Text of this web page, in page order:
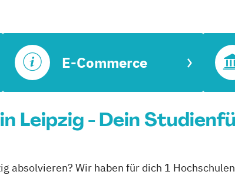
E-Commerce
Leipzig - Dein
absolvieren? Wir haben für dich 1